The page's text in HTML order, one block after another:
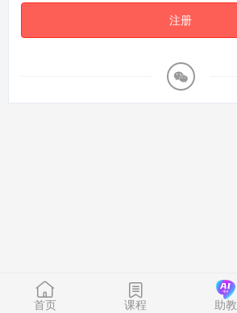
注册
首页 课程 助教